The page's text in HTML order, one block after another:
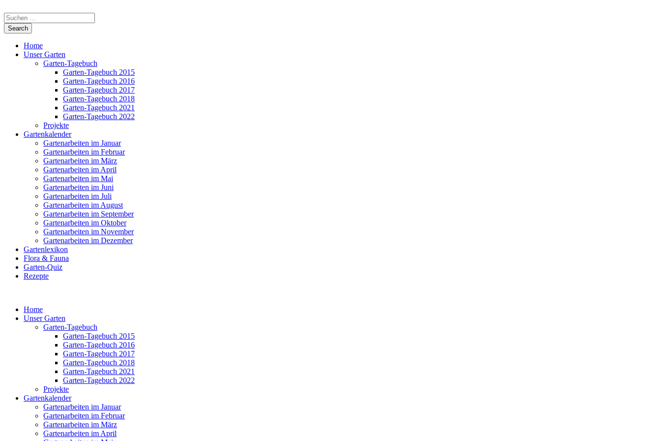
Home
Unser Garten
Garten-Tagebuch
Garten-Tagebuch 2015
Garten-Tagebuch 2016
Garten-Tagebuch 2017
Garten-Tagebuch 2018
Garten-Tagebuch 2021
Garten-Tagebuch 2022
Projekte
Gartenkalender
Gartenarbeiten im Januar
Gartenarbeiten im Februar
Gartenarbeiten im März
Gartenarbeiten im April
Gartenarbeiten im Mai
Gartenarbeiten im Juni
Gartenarbeiten im Juli
Gartenarbeiten im August
Gartenarbeiten im September
Gartenarbeiten im Oktober
Gartenarbeiten im November
Gartenarbeiten im Dezember
Gartenlexikon
Flora & Fauna
Garten-Quiz
Rezepte
Home
Unser Garten
Garten-Tagebuch
Garten-Tagebuch 2015
Garten-Tagebuch 2016
Garten-Tagebuch 2017
Garten-Tagebuch 2018
Garten-Tagebuch 2021
Garten-Tagebuch 2022
Projekte
Gartenkalender
Gartenarbeiten im Januar
Gartenarbeiten im Februar
Gartenarbeiten im März
Gartenarbeiten im April